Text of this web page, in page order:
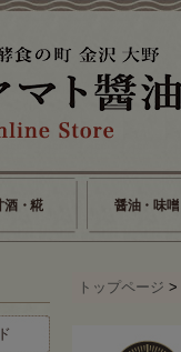
酒・糀 醤油・味噌
トップページ >